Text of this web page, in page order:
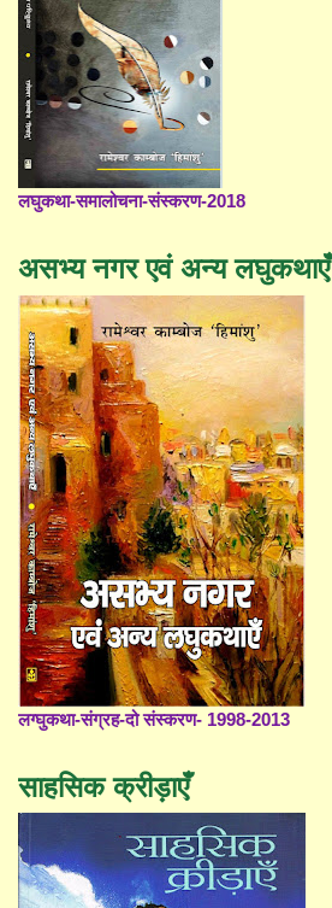
लघुकथा-समालोचना-संस्करण-2018
असभ्य नगर एवं अन्य लघुकथाएँ
लग्घुकथा-संग्रह-दो संस्करण- 1998-2013
साहसिक क्रीड़ाएँ